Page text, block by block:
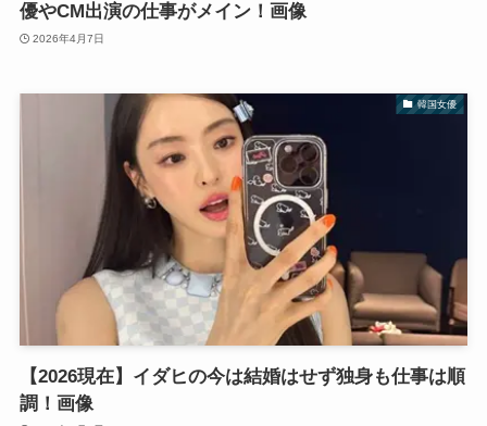
優やCM出演の仕事がメイン！画像
2026年4月7日
韓国女優
【2026現在】イダヒの今は結婚はせず独身も仕事は順
調！画像